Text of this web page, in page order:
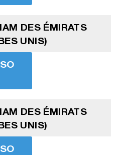
DES ÉMIRATS
UNIS)
DES ÉMIRATS
UNIS)